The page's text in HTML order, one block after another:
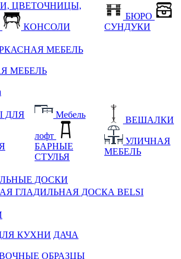
ЦВЕТОЧНИЦЫ,
КОНСОЛИ
БЮРО
СУНДУКИ
МЕБЕЛЬ
МЕБЕЛЬ
ДЛЯ Мебель
лофт
БАРНЫЕ
СТУЛЬЯ
ВЕШАЛКИ
УЛИЧНАЯ
МЕБЕЛЬ
ДОСКИ
ГЛАДИЛЬНАЯ ДОСКА BELSI
КУХНИ ДАЧА
ОБРАЗЦЫ